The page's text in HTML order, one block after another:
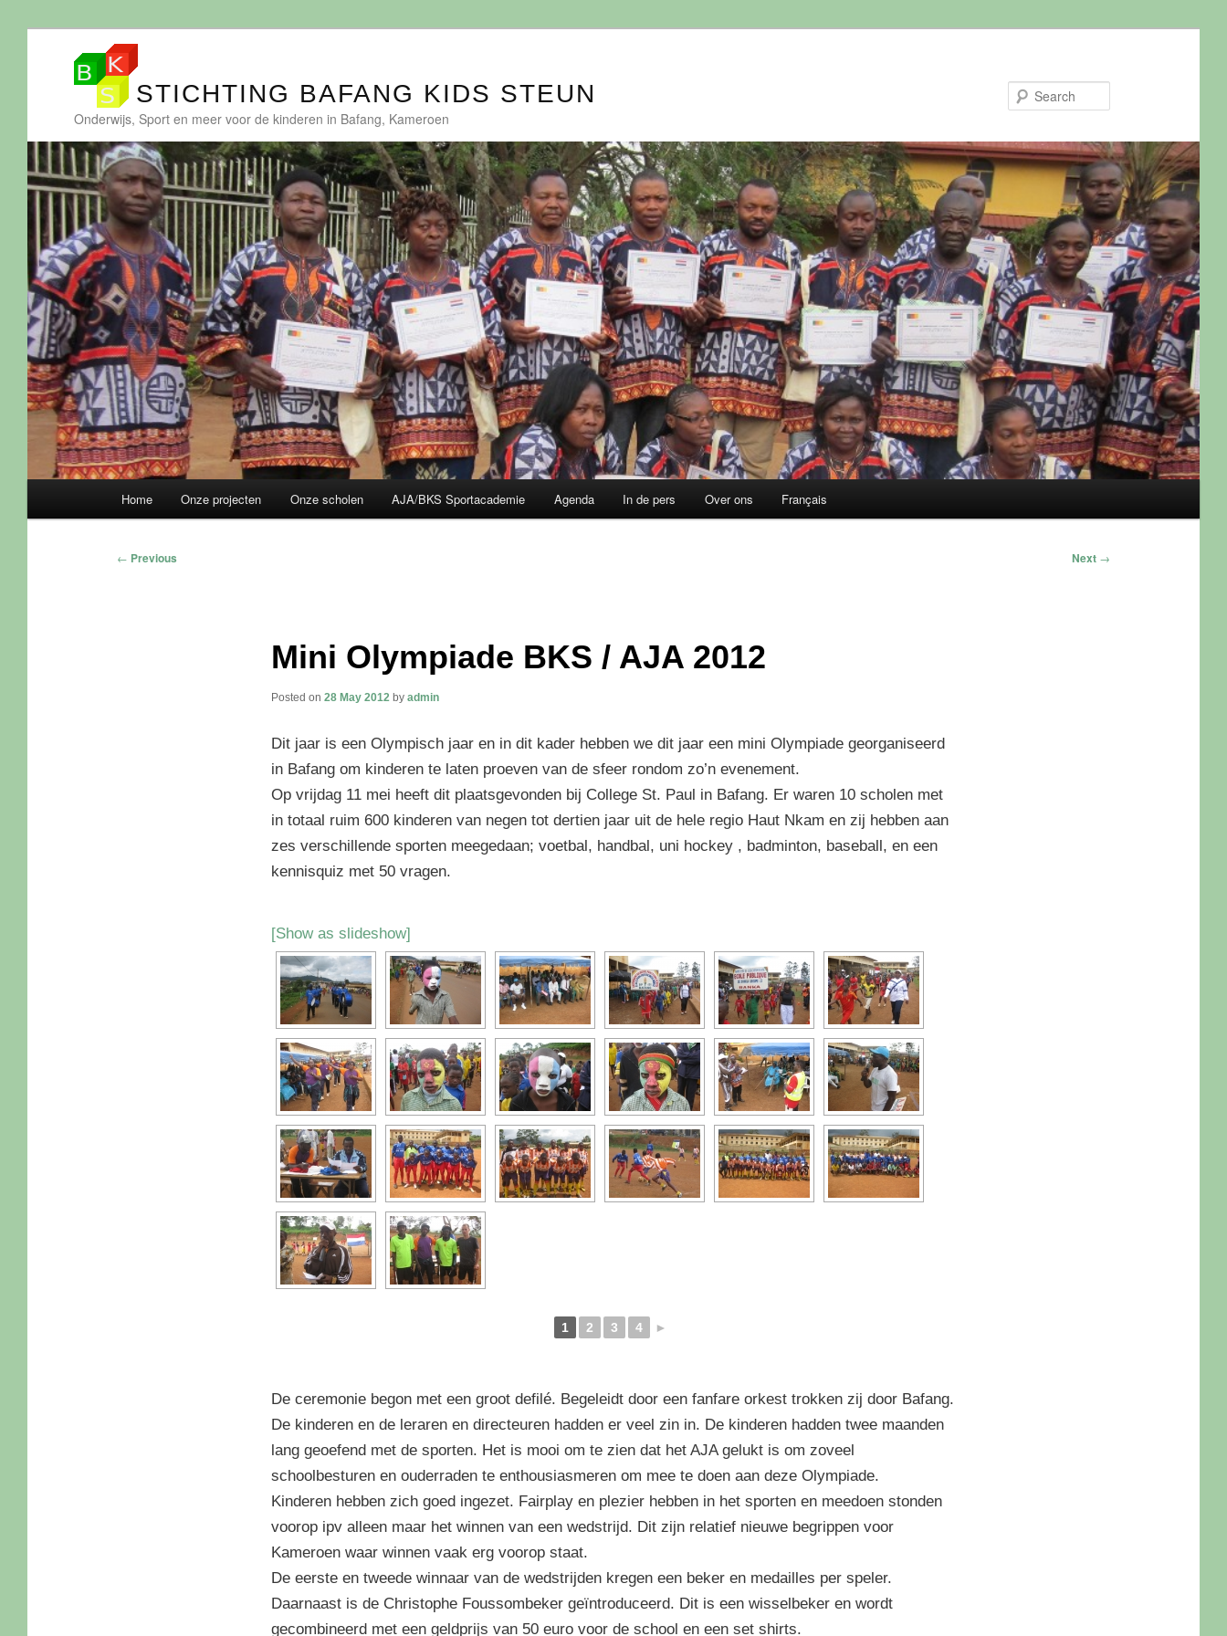
STICHTING BAFANG KIDS STEUN
Onderwijs, Sport en meer voor de kinderen in Bafang, Kameroen
Skip
Skip
Home Onze projecten Onze scholen AJA/BKS Sportacademie Agenda In de pers Over ons Français
Post
← Previous Next →
Mini Olympiade BKS / AJA 2012
Posted on 28 May 2012 by admin
Dit jaar is een Olympisch jaar en in dit kader hebben we dit jaar een mini Olympiade georganiseerd
in Bafang om kinderen te laten proeven van de sfeer rondom zo’n evenement.
Op vrijdag 11 mei heeft dit plaatsgevonden bij College St. Paul in Bafang. Er waren 10 scholen met
in totaal ruim 600 kinderen van negen tot dertien jaar uit de hele regio Haut Nkam en zij hebben aan
zes verschillende sporten meegedaan; voetbal, handbal, uni hockey , badminton, baseball, en een
kennisquiz met 50 vragen.
[Show as slideshow]
1 2 3 4 ►
De ceremonie begon met een groot defilé. Begeleidt door een fanfare orkest trokken zij door Bafang.
De kinderen en de leraren en directeuren hadden er veel zin in. De kinderen hadden twee maanden
lang geoefend met de sporten. Het is mooi om te zien dat het AJA gelukt is om zoveel
schoolbesturen en ouderraden te enthousiasmeren om mee te doen aan deze Olympiade.
Kinderen hebben zich goed ingezet. Fairplay en plezier hebben in het sporten en meedoen stonden
voorop ipv alleen maar het winnen van een wedstrijd. Dit zijn relatief nieuwe begrippen voor
Kameroen waar winnen vaak erg voorop staat.
De eerste en tweede winnaar van de wedstrijden kregen een beker en medailles per speler.
Daarnaast is de Christophe Foussombeker geïntroduceerd. Dit is een wisselbeker en wordt
gecombineerd met een geldprijs van 50 euro voor de school en een set shirts.